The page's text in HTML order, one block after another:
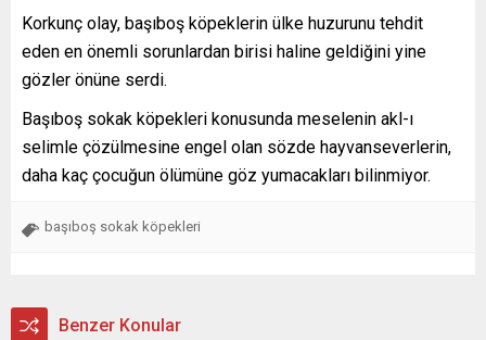
Korkunç olay, başıboş köpeklerin ülke huzurunu tehdit
eden en önemli sorunlardan birisi haline geldiğini yine
gözler önüne serdi.
Başıboş sokak köpekleri konusunda meselenin akl-ı
selimle çözülmesine engel olan sözde hayvanseverlerin,
daha kaç çocuğun ölümüne göz yumacakları bilinmiyor.
başıboş sokak köpekleri
Benzer Konular